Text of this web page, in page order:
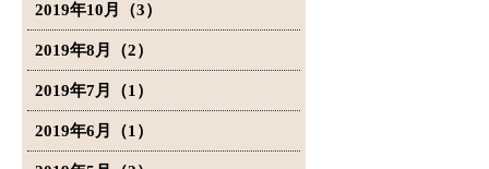
2019年10月（3）
2019年8月（2）
2019年7月（1）
2019年6月（1）